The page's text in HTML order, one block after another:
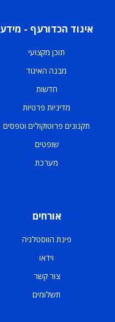
איגוד הכדורעף - מידע
תוכן מקצועי
מבנה האיגוד
חדשות
מדיניות פרטיות
תקנונים פרוטוקולים וטפסים
שופטים
מערכת
אורחים
פינת הווסטלגיה
וידאו
צור קשר
תשלומים